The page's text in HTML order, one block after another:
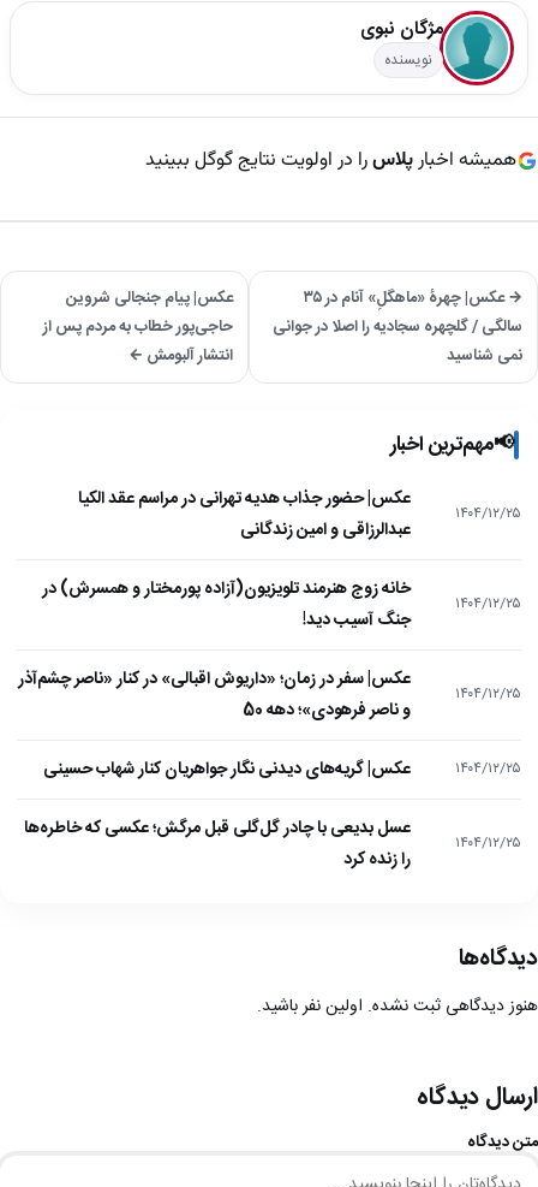
مژگان نبوی
نویسنده
همیشه اخبارپلاسرا در اولویت نتایج گوگل ببینید
→ عکس| چهرۀ «ماهگلِ» آنام در ۳۵
سالگی / گلچهره سجادیه را اصلا در جوانی
نمی شناسید
عکس| پیام جنجالی شروین
حاجی‌پور خطاب به مردم پس از
انتشار آلبومش ←
📢مهم‌ترین اخبار
۱۴۰۴/۱۲/۲۵
عکس| حضور جذاب هدیه تهرانی در مراسم عقد الکیا
عبدالرزاقی و امین زندگانی
۱۴۰۴/۱۲/۲۵
خانه زوج هنرمند تلویزیون(آزاده پورمختار و همسرش) در
جنگ آسیب دید!
۱۴۰۴/۱۲/۲۵
عکس| سفر در زمان؛ «داریوش اقبالی» در کنار «ناصر چشم‌آذر
و ناصر فرهودی»؛ دهه 50
۱۴۰۴/۱۲/۲۵ عکس| گریه‌های دیدنی نگار جواهریان کنار شهاب حسینی
۱۴۰۴/۱۲/۲۵
عسل بدیعی با چادر گل‌گلی قبل مرگش؛ عکسی که خاطره‌ها
را زنده کرد
دیدگاه‌ها
هنوز دیدگاهی ثبت نشده. اولین نفر باشید.
ارسال دیدگاه
متن دیدگاه